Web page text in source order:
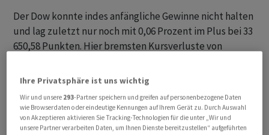
Der Dow konnte indes anfängliche Gewinne nicht halten
und lag zuletzt nur noch mit 0,06 Prozent im Plus bei 33
650,58 Punkten. Hier bremsten Kursverluste von
Johnson & Johnson , Boeing und Verizon . Der
auf 3916,07 Zähler zu. Für den technologielastigen
Nasdaq 100 ging es mit 1,45 Prozent auf 11 199,91
Ihre Privatsphäre ist uns wichtig
Wir und unsere 293-Partner speichern und greifen auf personenbezogene Daten
wie Browserdaten oder eindeutige Kennungen auf Ihrem Gerät zu. Durch Auswahl
von Akzeptieren aktivieren Sie Tracking-Technologien für die unter „Wir und
unsere Partner verarbeiten Daten, um Ihnen Dienste bereitzustellen“ aufgeführten